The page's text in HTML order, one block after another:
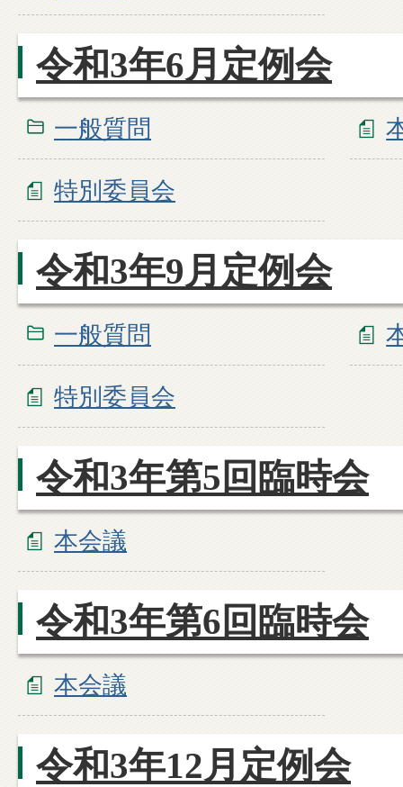
令和3年6月定例会
一般質問
特別委員会
令和3年9月定例会
一般質問
特別委員会
令和3年第5回臨時会
本会議
令和3年第6回臨時会
本会議
令和3年12月定例会